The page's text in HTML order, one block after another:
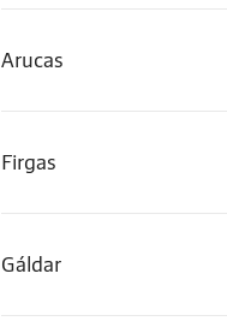
Arucas
Firgas
Gáldar